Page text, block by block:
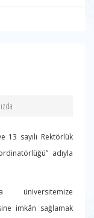
13 sayılı Rektörlük
adıyla
üniversitemize
imkân sağlamak